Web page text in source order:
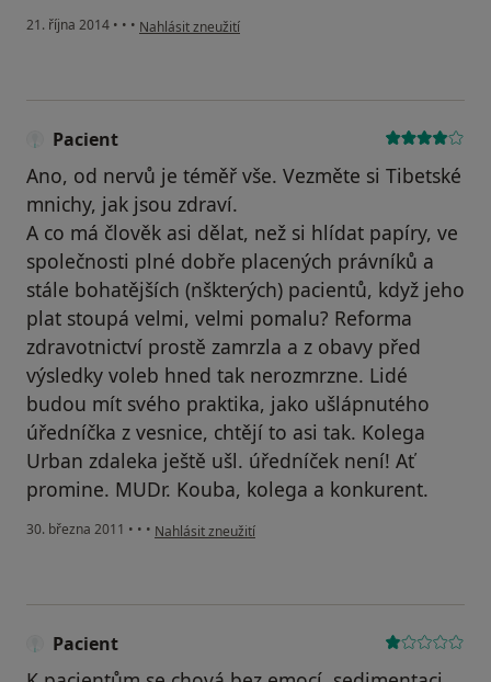
21. října 2014 • • • podle názoru uživatele Váš účet byl odstraněn
Nahlásit zneužití
Pacient
Ano, od nervů je téměř vše. Vezměte si Tibetské
mnichy, jak jsou zdraví.
A co má člověk asi dělat, než si hlídat papíry, ve
společnosti plné dobře placených právníků a
stále bohatějších (nškterých) pacientů, když jeho
plat stoupá velmi, velmi pomalu? Reforma
zdravotnictví prostě zamrzla a z obavy před
výsledky voleb hned tak nerozmrzne. Lidé
budou mít svého praktika, jako ušlápnutého
úředníčka z vesnice, chtějí to asi tak. Kolega
Urban zdaleka ještě ušl. úředníček není! Ať
promine. MUDr. Kouba, kolega a konkurent.
30. března 2011 • • • podle názoru uživatele Pacient
Nahlásit zneužití
Pacient